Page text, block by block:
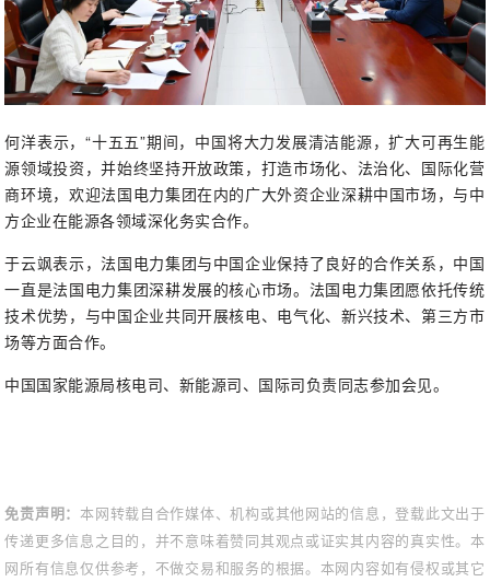
何洋表示，“十五五”期间，中国将大力发展清洁能源，扩大可再生能
源领域投资，并始终坚持开放政策，打造市场化、法治化、国际化营
商环境，欢迎法国电力集团在内的广大外资企业深耕中国市场，与中
方企业在能源各领域深化务实合作。
于云飒表示，法国电力集团与中国企业保持了良好的合作关系，中国
一直是法国电力集团深耕发展的核心市场。法国电力集团愿依托传统
技术优势，与中国企业共同开展核电、电气化、新兴技术、第三方市
场等方面合作。
中国国家能源局核电司、新能源司、国际司负责同志参加会见。
免责声明： 本网转载自合作媒体、机构或其他网站的信息，登载此文出于
传递更多信息之目的，并不意味着赞同其观点或证实其内容的真实性。本
网所有信息仅供参考，不做交易和服务的根据。本网内容如有侵权或其它